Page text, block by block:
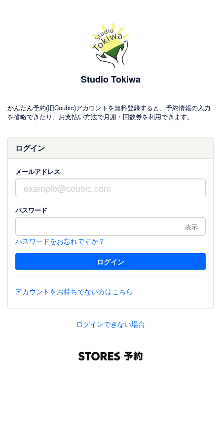
Studio Tokiwa
かんたん予約(旧Coubic)アカウントを無料登録すると、予約情報の入力
を省略できたり、お支払い方法で月謝・回数券を利用できます。
ログイン
メールアドレス
パスワード
表示
パスワードをお忘れですか？
アカウントをお持ちでない方はこちら
ログインできない場合